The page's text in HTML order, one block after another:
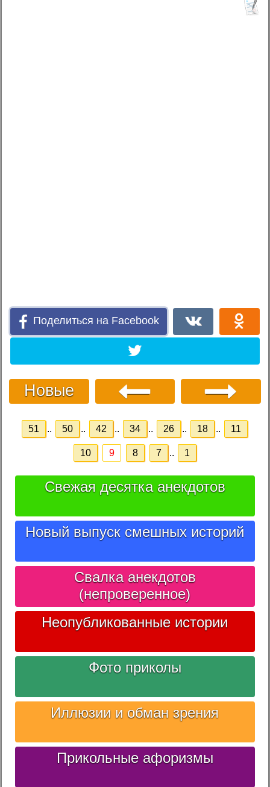
Поделиться на Facebook
Новые
51 .. 50 .. 42 .. 34 .. 26 .. 18 .. 11
10 9 8 7 .. 1
Свежая десятка анекдотов
Новый выпуск смешных историй
Свалка анекдотов
(непроверенное)
Неопубликованные истории
Фото приколы
Иллюзии и обман зрения
Прикольные афоризмы